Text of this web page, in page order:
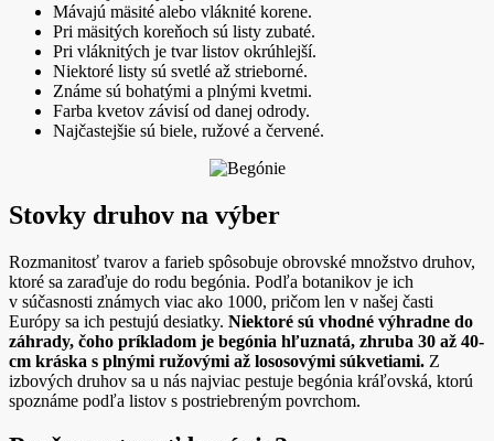
Mávajú mäsité alebo vláknité korene.
Pri mäsitých koreňoch sú listy zubaté.
Pri vláknitých je tvar listov okrúhlejší.
Niektoré listy sú svetlé až strieborné.
Známe sú bohatými a plnými kvetmi.
Farba kvetov závisí od danej odrody.
Najčastejšie sú biele, ružové a červené.
Stovky druhov na výber
Rozmanitosť tvarov a farieb spôsobuje obrovské množstvo druhov,
ktoré sa zaraďuje do rodu begónia. Podľa botanikov je ich
v súčasnosti známych viac ako 1000, pričom len v našej časti
Európy sa ich pestujú desiatky. Niektoré sú vhodné výhradne do
záhrady, čoho príkladom je begónia hľuznatá, zhruba 30 až 40-
cm kráska s plnými ružovými až lososovými súkvetiami. Z
izbových druhov sa u nás najviac pestuje begónia kráľovská, ktorú
spoznáme podľa listov s postriebreným povrchom.